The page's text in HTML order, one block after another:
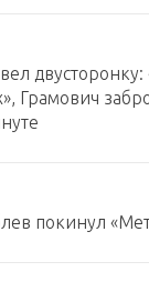
двусторонку:
Грамович
покинул